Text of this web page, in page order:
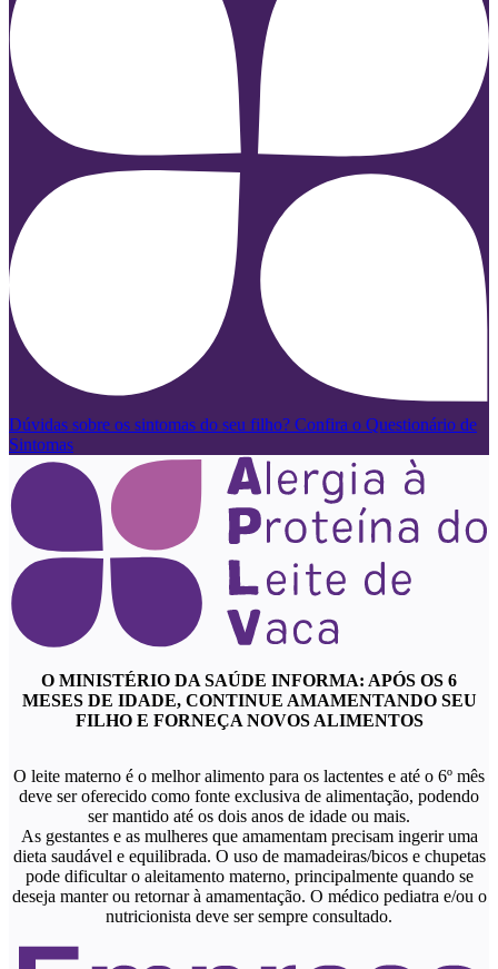
Dúvidas sobre os sintomas do seu filho? Confira o Questionário de
Sintomas
O MINISTÉRIO DA SAÚDE INFORMA: APÓS OS 6
MESES DE IDADE, CONTINUE AMAMENTANDO SEU
FILHO E FORNEÇA NOVOS ALIMENTOS
O leite materno é o melhor alimento para os lactentes e até o 6º mês
deve ser oferecido como fonte exclusiva de alimentação, podendo
ser mantido até os dois anos de idade ou mais.
As gestantes e as mulheres que amamentam precisam ingerir uma
dieta saudável e equilibrada. O uso de mamadeiras/bicos e chupetas
pode dificultar o aleitamento materno, principalmente quando se
deseja manter ou retornar à amamentação. O médico pediatra e/ou o
nutricionista deve ser sempre consultado.